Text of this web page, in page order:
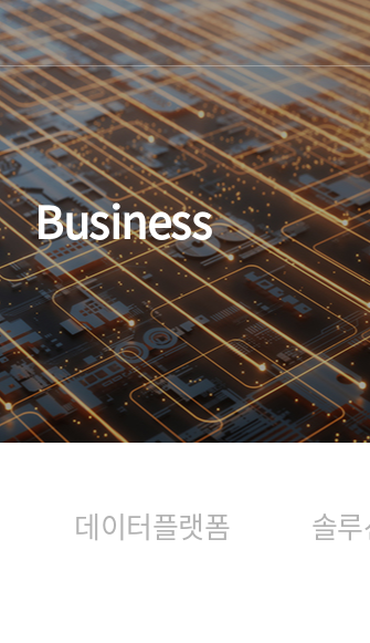
Business
데이터플랫폼 솔